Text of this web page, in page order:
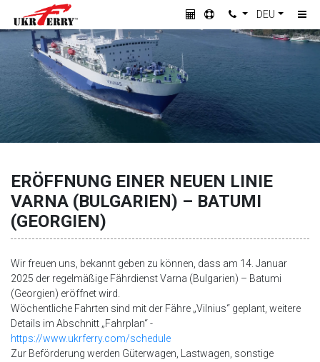
DEU
ERÖFFNUNG EINER NEUEN LINIE
VARNA (BULGARIEN) – BATUMI
(GEORGIEN)
Wir freuen uns, bekannt geben zu können, dass am 14. Januar
2025 der regelmäßige Fährdienst Varna (Bulgarien) – Batumi
(Georgien) eröffnet wird.
Wöchentliche Fahrten sind mit der Fähre „Vilnius“ geplant, weitere
Details im Abschnitt „Fahrplan“ -
https://www.ukrferry.com/schedule
Zur Beförderung werden Güterwagen, Lastwagen, sonstige